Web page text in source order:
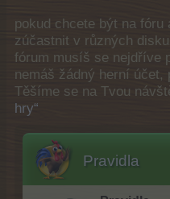
pokud chcete být na
zúčastnit v různých
fórum musíš se nejdříve
nemáš žádný herní
Těšíme se na Tvou
hry“
Pravidla